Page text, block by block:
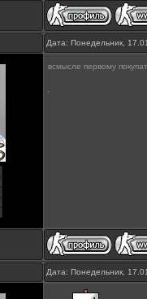
Дата: Понедельник,
всмысле первому
Дата: Понедельник,